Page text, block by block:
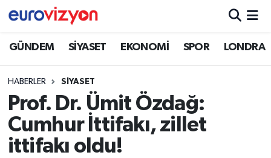
GÜNDEM SİYASET EKONOMİ SPOR LONDRA
HABERLER SİYASET
Prof. Dr. Ümit Özdağ:
Cumhur İttifakı, zillet
ittifakı oldu!